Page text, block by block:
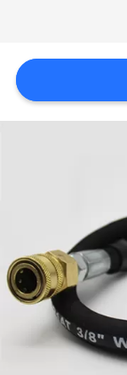
OM
EEN
CITAAT
PRIVACY
POLICY